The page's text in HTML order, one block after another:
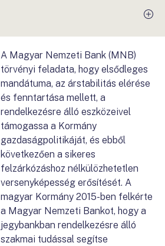
A Magyar Nemzeti Bank (MNB)
törvényi feladata, hogy elsődleges
mandátuma, az árstabilitás elérése
és fenntartása mellett, a
rendelkezésre álló eszközeivel
támogassa a Kormány
gazdaságpolitikáját, és ebből
következően a sikeres
felzárkózáshoz nélkülözhetetlen
versenyképesség erősítését. A
magyar Kormány 2015-ben felkérte
a Magyar Nemzeti Bankot, hogy a
jegybankban rendelkezésre álló
szakmai tudással segítse